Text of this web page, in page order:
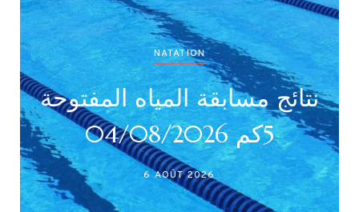
NATATION
نتائج مسابقة المياه المفتوحة
5كم 04/08/2026
6 AOÛT 2026